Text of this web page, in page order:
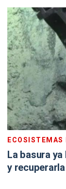
ECOSISTEMAS
La basura
y